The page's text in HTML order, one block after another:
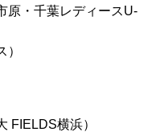
原・千葉レディースU-
FIELDS横浜）